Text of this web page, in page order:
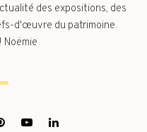
des expositions, des
d'œuvre du patrimoine.
Noëmie